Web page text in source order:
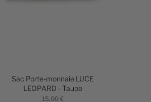
Sac Porte-monnaie LUCE
LEOPARD - Taupe
15,00 €